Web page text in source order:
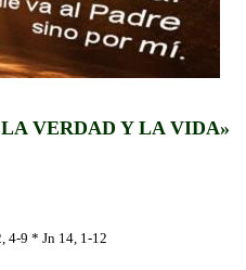
VERDAD Y LA VIDA»
4-9 * Jn 14, 1-12